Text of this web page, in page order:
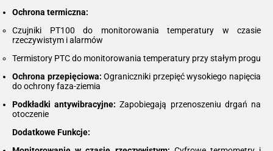
Ochrona termiczna:
Czujniki PT100 do monitorowania temperatury w czasie
rzeczywistym i alarmów
Termistory PTC do monitorowania temperatury przy stałym progu
Ochrona przepięciowa: Ograniczniki przepięć wysokiego napięcia
do ochrony faza-ziemia
Podkładki antywibracyjne: Zapobiegają przenoszeniu drgań na
otoczenie
Dodatkowe Funkcje: